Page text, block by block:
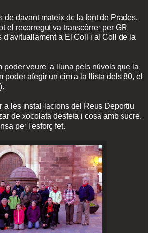
de davant mateix de la font de Prades,
el recorregut va transcòrrer per GR
d'avituallament a El Coll i al Coll de la
poder veure la lluna pels núvols que la
poder afegir un cim a la llista dels 80, el
a les instal·lacions del Reus Deportiu
de xocolata desfeta i cosa amb sucre.
per l'esforç fet.